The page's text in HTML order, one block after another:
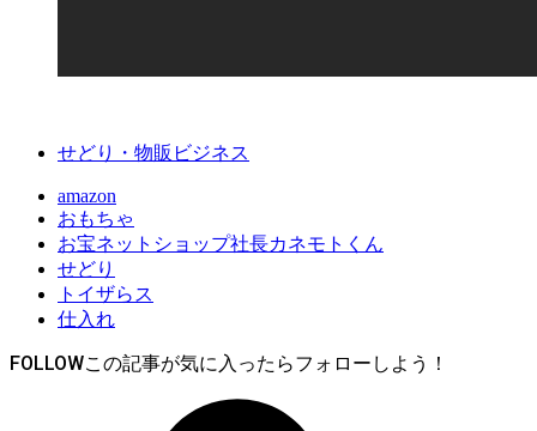
せどり・物販ビジネス
amazon
おもちゃ
お宝ネットショップ社長カネモトくん
せどり
トイザらス
仕入れ
FOLLOW